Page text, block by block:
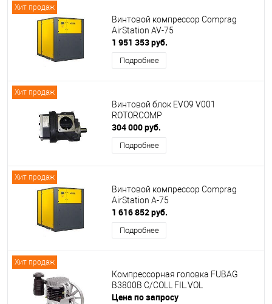
Хит продаж
Винтовой компрессор Comprag
AirStation AV-75
1 951 353 руб.
Подробнее
Хит продаж
Винтовой блок EVO9 V001
ROTORCOMP
304 000 руб.
Подробнее
Хит продаж
Винтовой компрессор Comprag
AirStation A-75
1 616 852 руб.
Подробнее
Хит продаж
Компрессорная головка FUBAG
B3800B C/COLL FIL.VOL
Цена по запросу